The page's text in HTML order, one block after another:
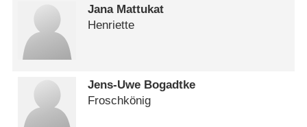
Jana Mattukat
Henriette
Jens-Uwe Bogadtke
Froschkönig